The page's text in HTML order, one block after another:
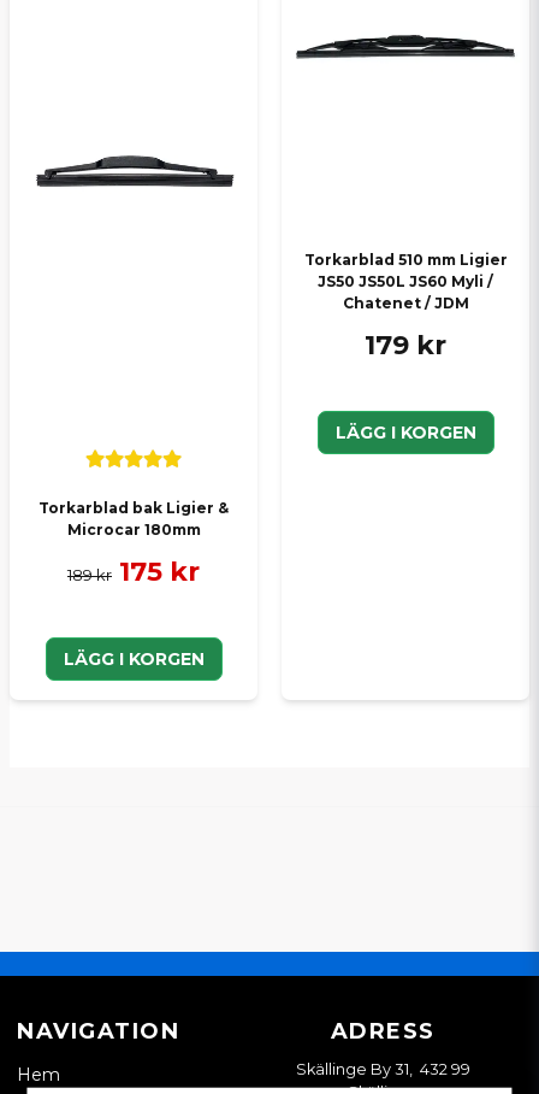
Torkarblad bak Ligier &
Microcar 180mm
189 kr 175 kr
LÄGG I KORGEN
Torkarblad 510 mm Ligier
JS50 JS50L JS60 Myli /
Chatenet / JDM
179 kr
LÄGG I KORGEN
NAVIGATION
Hem
ADRESS
Skällinge By 31, 432 99